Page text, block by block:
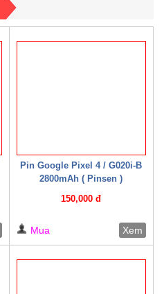
Pin Google Pixel 4 / G020i-B
2800mAh ( Pinsen )
150,000 đ
Mua Xem